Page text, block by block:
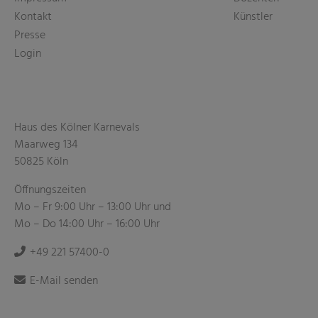
Kontakt
Presse
Login
Künstler
Haus des Kölner Karnevals
Maarweg 134
50825 Köln
Öffnungszeiten
Mo – Fr 9:00 Uhr – 13:00 Uhr und
Mo – Do 14:00 Uhr – 16:00 Uhr
+49 221 57400-0
E-Mail senden